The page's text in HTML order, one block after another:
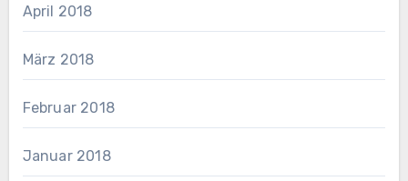
April 2018
März 2018
Februar 2018
Januar 2018